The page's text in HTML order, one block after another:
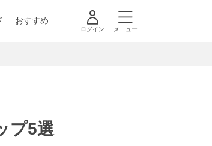
おすすめ
ログイン メニュー
プ5選